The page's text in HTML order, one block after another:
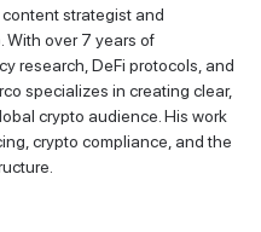
strategist and
With over 7 years of
research, DeFi protocols, and
specializes in creating clear,
crypto audience. His work
crypto compliance, and the